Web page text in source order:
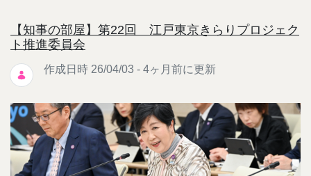
【知事の部屋】第22回 江戸東京きらりプロジェク
ト推進委員会
作成日時 26/04/03 - 4ヶ月前に更新